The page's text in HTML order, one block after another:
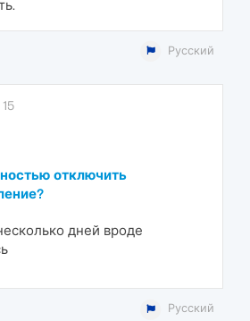
Русский
15
отключить
дней вроде
Русский